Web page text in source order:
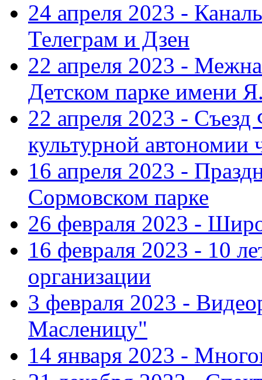
24 апреля 2023 -
Телеграм и Дзен
22 апреля 2023 -
Детском парке имени
22 апреля 2023 -
культурной автономии
16 апреля 2023 -
Сормовском парке
26 февраля 2023 -
16 февраля 2023 - 10
организации
3 февраля 2023 -
Масленицу"
14 января 2023 -